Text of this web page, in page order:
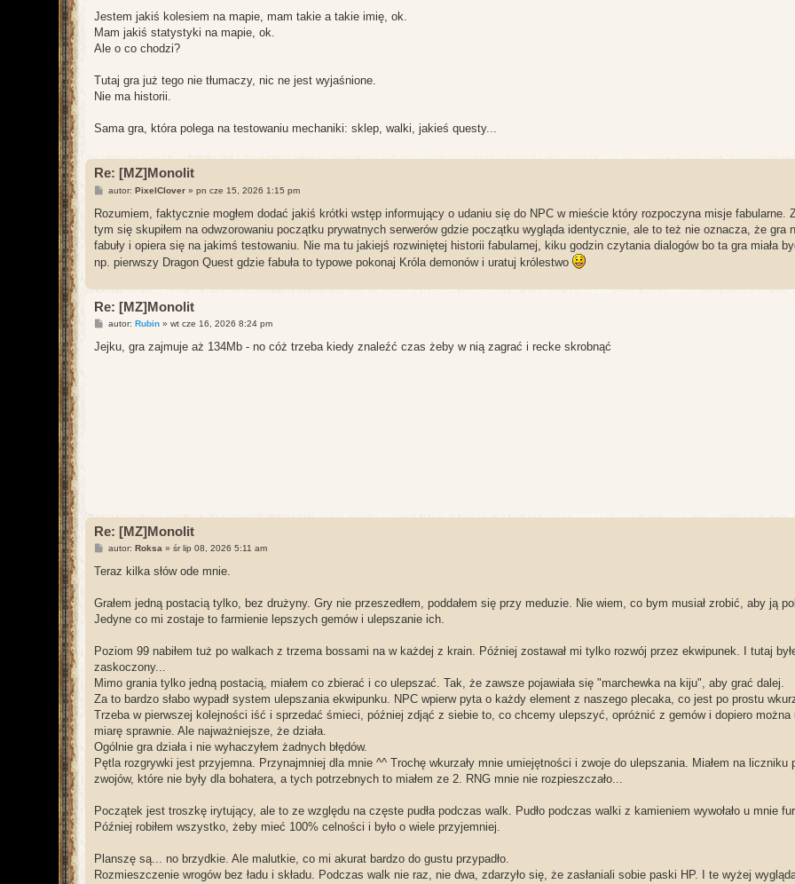
Jestem jakiś kolesiem na mapie, mam takie a takie imię, ok.
Mam jakiś statystyki na mapie, ok.
Ale o co chodzi?
Tutaj gra już tego nie tłumaczy, nic ne jest wyjaśnione.
Nie ma historii.
Sama gra, która polega na testowaniu mechaniki: sklep, walki, jakieś questy...
Re: [MZ]Monolit
P
s
autor: PixelClover» pn cze 15, 2026 1:15 pm
Rozumiem, faktycznie mogłem dodać jakiś krótki wstęp informujący o udaniu się do NPC w mieście który rozpoczyna misje fabularne.
tym się skupiłem na odwzorowaniu początku prywatnych serwerów gdzie początku wygląda identycznie, ale to też nie oznacza, że gra
fabuły i opiera się na jakimś testowaniu. Nie ma tu jakiejś rozwiniętej historii fabularnej, kiku godzin czytania dialogów bo ta gra miała
np. pierwszy Dragon Quest gdzie fabuła to typowe pokonaj Króla demonów i uratuj królestwo
Re: [MZ]Monolit
P
s
t
autor: Rubin» wt cze 16, 2026 8:24 pm
Jejku, gra zajmuje aż 134Mb - no cóż trzeba kiedy znaleźć czas żeby w nią zagrać i recke skrobnąć
Re: [MZ]Monolit
P
s
autor: Roksa » śr lip 08, 2026 5:11 am
Teraz kilka słów ode mnie.
Grałem jedną postacią tylko, bez drużyny. Gry nie przeszedłem, poddałem się przy meduzie. Nie wiem, co bym musiał zrobić, aby ją
Jedyne co mi zostaje to farmienie lepszych gemów i ulepszanie ich.
Poziom 99 nabiłem tuż po walkach z trzema bossami na w każdej z krain. Później zostawał mi tylko rozwój przez ekwipunek. I tutaj
zaskoczony...
Mimo grania tylko jedną postacią, miałem co zbierać i co ulepszać. Tak, że zawsze pojawiała się "marchewka na kiju", aby grać dalej.
Za to bardzo słabo wypadł system ulepszania ekwipunku. NPC wpierw pyta o każdy element z naszego plecaka, co jest po prostu
Trzeba w pierwszej kolejności iść i sprzedać śmieci, później zdjąć z siebie to, co chcemy ulepszyć, opróżnić z gemów i dopiero można
miarę sprawnie. Ale najważniejsze, że działa.
Ogólnie gra działa i nie wyhaczyłem żadnych błędów.
Pętla rozgrywki jest przyjemna. Przynajmniej dla mnie ^^ Trochę wkurzały mnie umiejętności i zwoje do ulepszania. Miałem na liczniku
zwojów, które nie były dla bohatera, a tych potrzebnych to miałem ze 2. RNG mnie nie rozpieszczało...
Początek jest troszkę irytujący, ale to ze względu na częste pudła podczas walk. Pudło podczas walki z kamieniem wywołało u mnie
Później robiłem wszystko, żeby mieć 100% celności i było o wiele przyjemniej.
Planszę są... no brzydkie. Ale malutkie, co mi akurat bardzo do gustu przypadło.
Rozmieszczenie wrogów bez ładu i składu. Podczas walk nie raz, nie dwa, zdarzyło się, że zasłaniali sobie paski HP. I te wyżej